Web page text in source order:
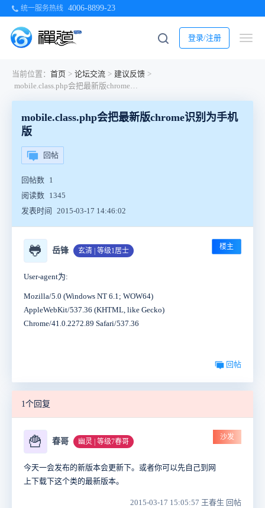
统一服务热线 4006-8899-23
登录/注册
当前位置： 首页 > 论坛交流 > 建议反馈 >
mobile.class.php会把最新版chrome识别为手机版
mobile.class.php会把最新版chrome识别为手机
版
回帖
回帖数 1
阅读数 1345
发表时间
2015-03-17 14:46:02
🐸 岳锋 玄清 | 等级1居士 楼主
User-agent为:
Mozilla/5.0 (Windows NT 6.1; WOW64)
AppleWebKit/537.36 (KHTML, like Gecko)
Chrome/41.0.2272.89 Safari/537.36
回帖
1个回复
🍟 春哥 幽灵 | 等级7春哥
沙发
今天一会发布的新版本会更新下。或者你可以先自己到网
上下载下这个类的最新版本。
2015-03-17 15:05:57 王春生 回帖